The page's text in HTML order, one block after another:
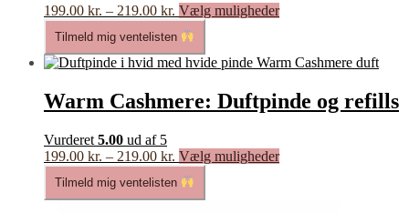
på
199.00 kr. – 219.00 kr. Prisinterval:
199.00 kr.
til
219.00 kr.
Vælg mulighederDette
flere
Mulighederne
kan
varesiden
Tilmeld mig ventelisten
Warm Cashmere: Duftpinde og refills
Vurderet 5.00 ud af 5
199.00 kr. – 219.00 kr. Prisinterval:
199.00 kr.
til
219.00 kr.
Vælg mulighederDette
Tilmeld mig ventelisten